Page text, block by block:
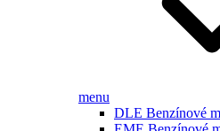
menu
DLE Benzínové